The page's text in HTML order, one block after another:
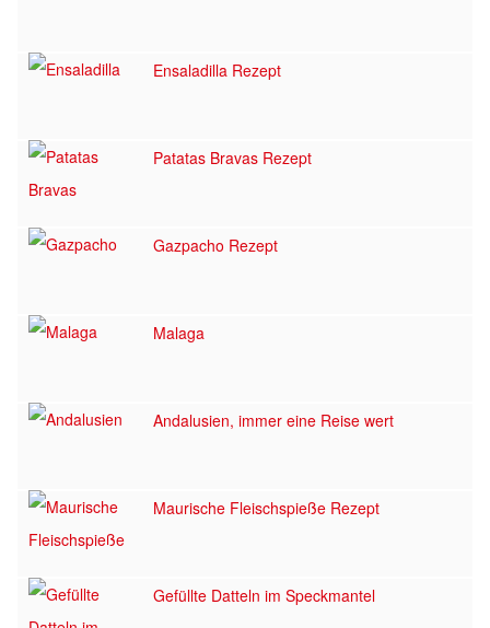
Ensaladilla Rezept
Patatas Bravas Rezept
Gazpacho Rezept
Malaga
Andalusien, immer eine Reise wert
Maurische Fleischspieße Rezept
Gefüllte Datteln im Speckmantel